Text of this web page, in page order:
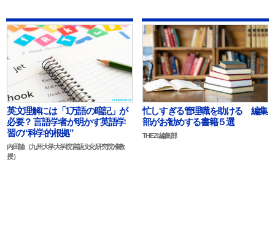
英文理解には「1万語の暗記」が
必要？ 言語学者が明かす英語学
習の“科学的根拠”
内田諭（九州大学大学院言語文化研究院准教
授）
忙しすぎる管理職を助ける 編集
部がお勧めする書籍５選
THE21編集部